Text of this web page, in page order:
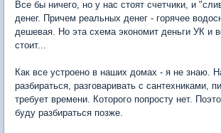
Все бы ничего, но у нас стоят счетчики, и
денег. Причем реальных денег - горячее
дешевая. Но эта схема экономит деньги УК и
стоит...
Как все устроено в наших домах - я не знаю.
разбираться, разговаривать с сантехниками,
требует времени. Которого попросту нет.
буду разбираться позже.